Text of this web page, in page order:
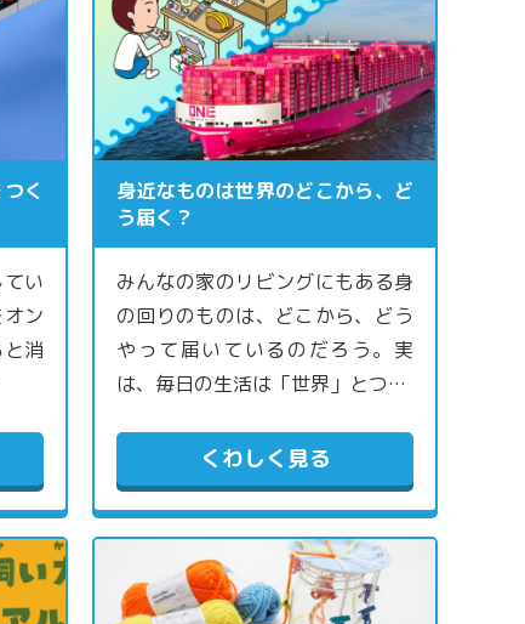
く
い
ン
消
身近なものは世界のどこから、ど
う届く？
みんなの家のリビングにもある身
の回りのものは、どこから、どう
やって届いているのだろう。実
は、毎日の生活は「世界」とつ…
くわしく見る